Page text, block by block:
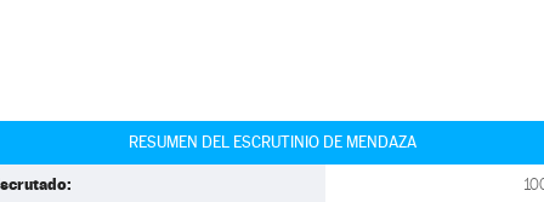
RESUMEN DEL ESCRUTINIO DE MENDAZA